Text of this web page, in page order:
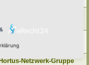
10:33
08:03
Netzwerk-Gruppe
&